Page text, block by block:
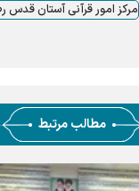
مرکز امور قرآنی آستان قدس
مطالب مرتبط